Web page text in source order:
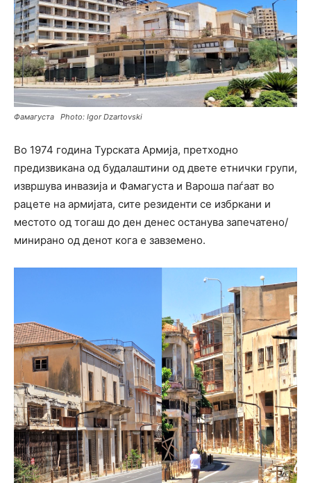
Фамагуста Photo: Igor Dzartovski
Во 1974 година Турската Армија, претходно
предизвикана од будалаштини од двете етнички групи,
извршува инвазија и Фамагуста и Вароша паѓаат во
рацете на армијата, сите резиденти се избркани и
местото од тогаш до ден денес останува запечатено/
минирано од денот кога е завземено.